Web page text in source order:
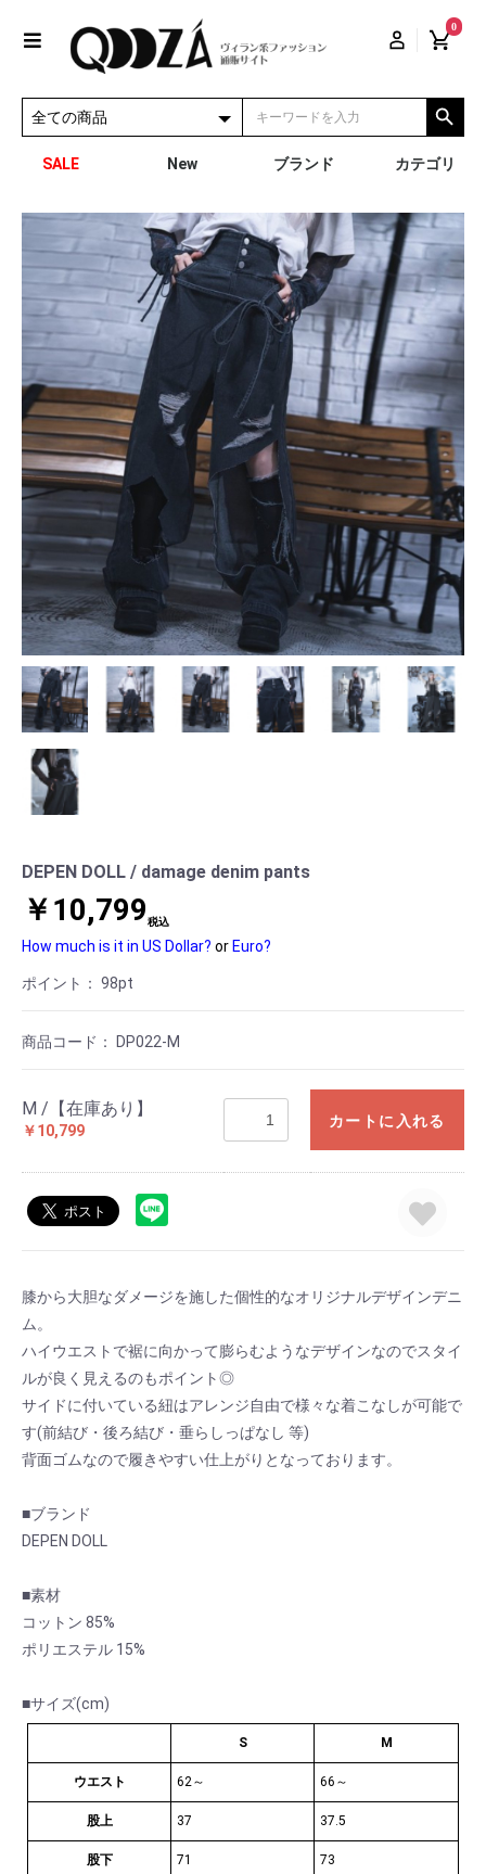
0
SALE New ブランド カテゴリ
DEPEN DOLL / damage denim pants
￥10,799税込
How much is it in US Dollar? or Euro?
ポイント： 98pt
商品コード： DP022-M
M /【在庫あり】
￥10,799
カートに入れる
膝から大胆なダメージを施した個性的なオリジナルデザインデニ
ム。
ハイウエストで裾に向かって膨らむようなデザインなのでスタイ
ルが良く見えるのもポイント◎
サイドに付いている紐はアレンジ自由で様々な着こなしが可能で
す(前結び・後ろ結び・垂らしっぱなし 等)
背面ゴムなので履きやすい仕上がりとなっております。
■ブランド
DEPEN DOLL
■素材
コットン 85%
ポリエステル 15%
■サイズ(cm)
S M
ウエスト 62～ 66～
股上 37 37.5
股下 71 73